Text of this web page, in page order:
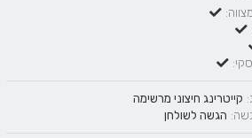
קייטרינג חיצוני מרשימה
הגשה לשולחן